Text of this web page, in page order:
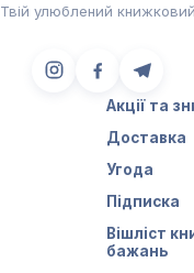
Твій улюблений книжковий
Акції та
Доставка
Угода
Підписка
Вішліст
бажань